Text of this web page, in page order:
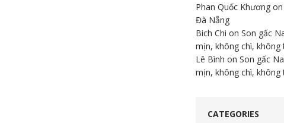
Phan Quốc Khương
Đà Nẵng
Bich Chi onSon gấc
mịn, không chì, không
Lê Bình onSon gấc
mịn, không chì, không
CATEGORIES